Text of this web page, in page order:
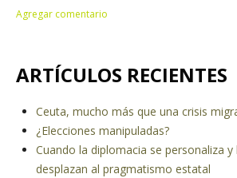
ARTÍCULOS RECIENTES
Ceuta, mucho más que una crisis
¿Elecciones manipuladas?
Cuando la diplomacia se personaliza
desplazan al pragmatismo estatal